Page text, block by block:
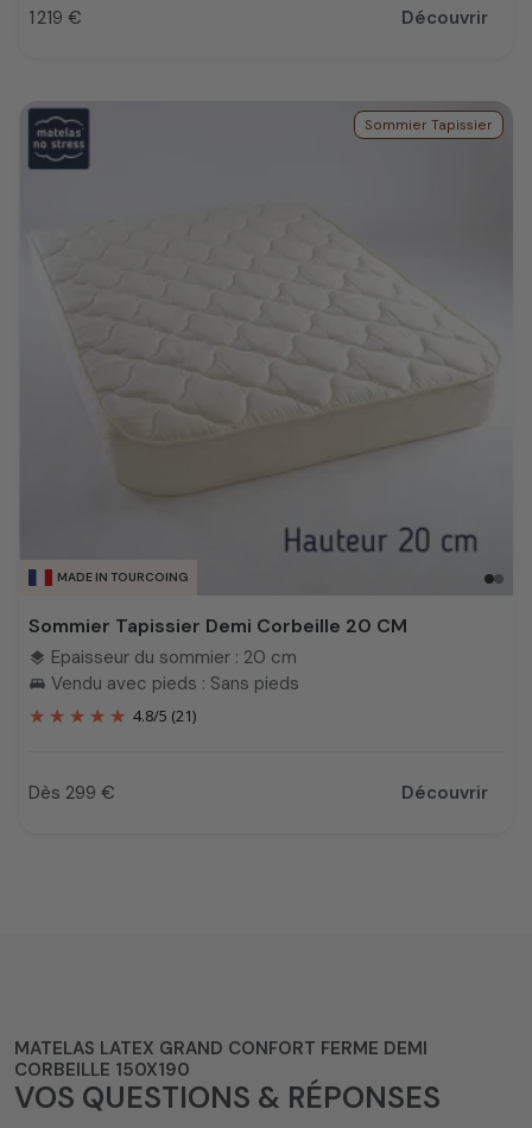
Prix
1 219 € Découvrir
MADE IN TOURCOING
Sommier Tapissier
Sommier Tapissier Demi Corbeille 20 CM
layers Epaisseur du sommier : 20 cm
king_bed Vendu avec pieds : Sans pieds
4.8/5 (21)
Prix
Dès 299 € Découvrir
MATELAS LATEX GRAND CONFORT FERME DEMI
CORBEILLE 150X190
VOS QUESTIONS & RÉPONSES